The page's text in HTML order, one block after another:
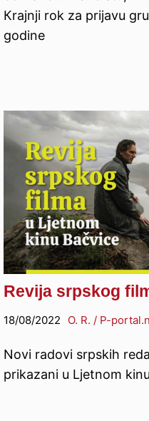
Кrajnji rok za prijavu
godine
Revija srpskog
18/08/2022 O. R. / P-
Novi radovi srpskih
prikazani u Ljetnom